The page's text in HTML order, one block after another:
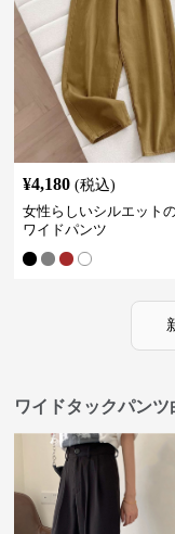
¥4,180 (税込)
女性らしいシルエット
ワイドパンツ
ワイドタックパン